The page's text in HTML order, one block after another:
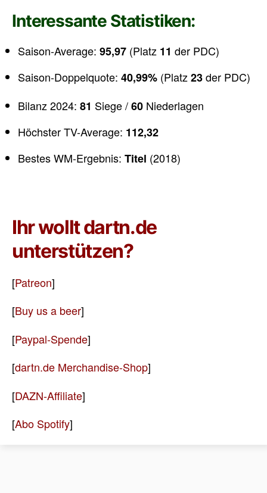
Interessante Statistiken:
Saison-Average: 95,97 (Platz 11 der PDC)
Saison-Doppelquote: 40,99% (Platz 23der PDC)
Bilanz 2024: 81 Siege /60 Niederlagen
Höchster TV-Average: 112,32
Bestes WM-Ergebnis: Titel (2018)
Ihr wollt dartn.de
unterstützen?
[Patreon]
[Buy us a beer]
[Paypal-Spende]
[dartn.de Merchandise-Shop]
[DAZN-Affiliate]
[Abo Spotify]